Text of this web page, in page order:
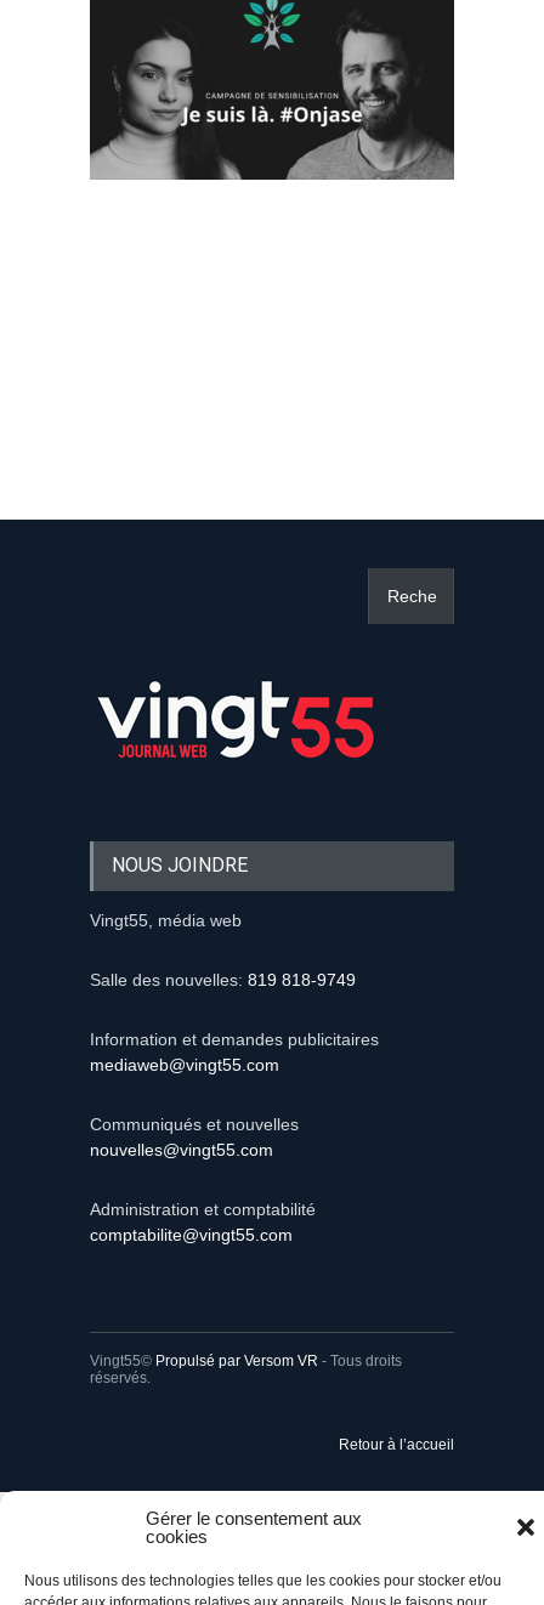
Gérer le consentement aux
cookies
Nous utilisons des technologies telles que les cookies pour stocker et/ou
NOUS JOINDRE
Vingt55, média web
Salle des nouvelles: 819 818-9749
Information et demandes publicitaires
mediaweb@vingt55.com
Communiqués et nouvelles
nouvelles@vingt55.com
Administration et comptabilité
comptabilite@vingt55.com
Vingt55© Propulsé par Versom VR - Tous droits
réservés.
Retour à l’accueil